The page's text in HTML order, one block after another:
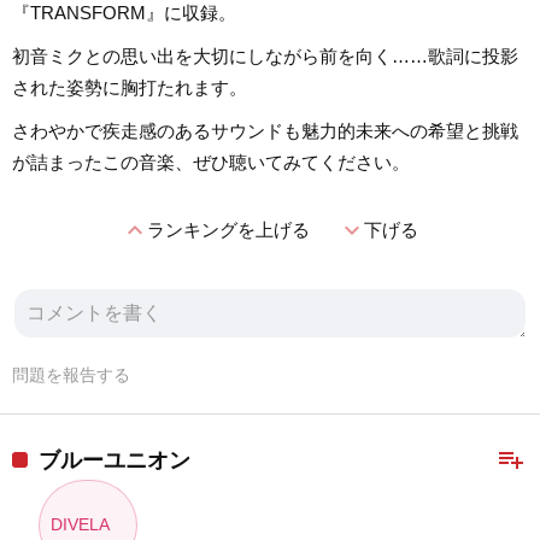
『TRANSFORM』に収録。
初音ミクとの思い出を大切にしながら前を向く……歌詞に投影
された姿勢に胸打たれます。
さわやかで疾走感のあるサウンドも魅力的未来への希望と挑戦
が詰まったこの音楽、ぜひ聴いてみてください。
expand_lessランキングを上げる expand_more下げる
問題を報告する
playlist_add
ブルーユニオン
DIVELA